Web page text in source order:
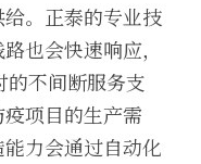
。正泰的专业技
也会快速响应，
不间断服务支
项目的生产需
力会通过自动化